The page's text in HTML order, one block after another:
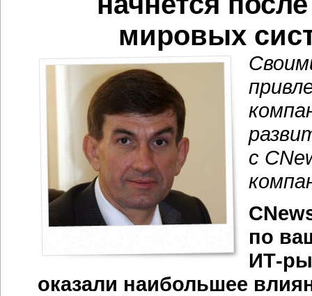
мировых
с
по
ИТ-
оказали наибольшее